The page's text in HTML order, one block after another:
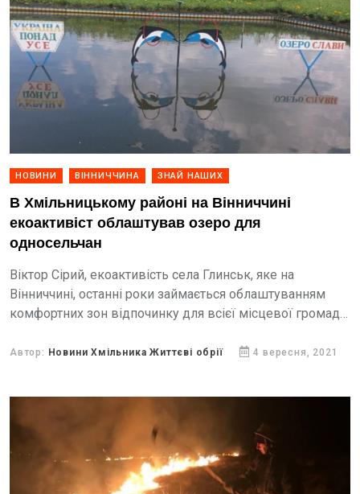
НОВИНИ ВІННИЧЧИНА ЗНАЙ НАШИХ
В Хмільницькому районі на Вінниччині
екоактивіст облаштував озеро для
односельчан
Віктор Сірий, екоактивість села Глинськ, яке на
Вінниччині, останні роки займається облаштуванням
комфортних зон відпочинку для всієї місцевої громади
Вінниця.info
Автор: Новини Хмільника Життєві обрії 4 вересня, 2021